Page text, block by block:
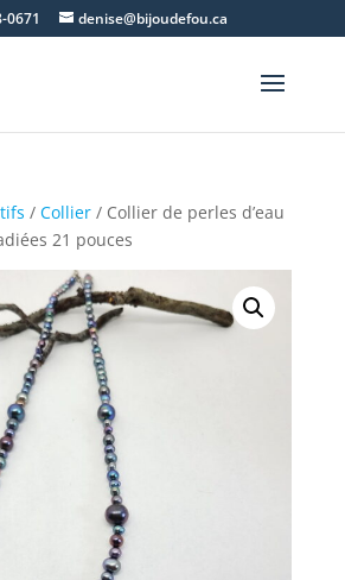
0671 denise@bijoudefou.ca
/ Collier/ Collier de perles d’eau
21 pouces